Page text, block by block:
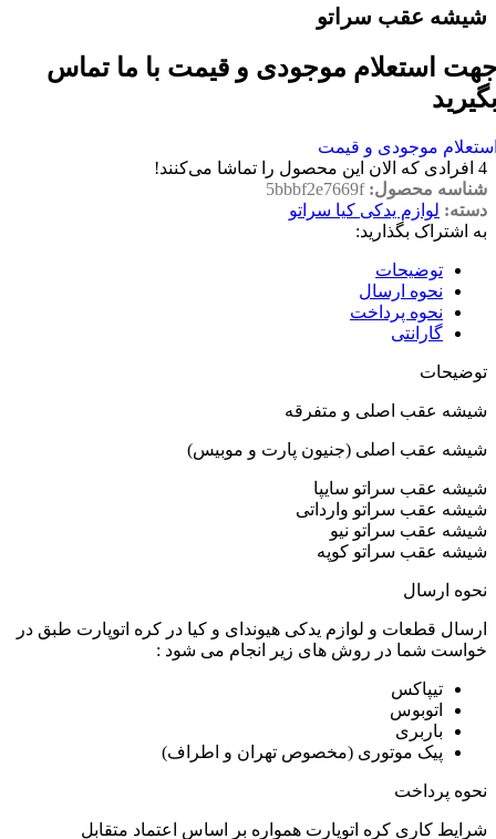
شیشه عقب سراتو
استعلام موجودی و قیمت با ما تماس
موجودی و قیمت
4 افرادی که الان این محصول را تماشا می‌کنند!
شناسه محصول:5bbbf2e7669f
دسته: لوازم یدکی کیا سراتو
به اشتراک بگذارید:
توضیحات
نحوه ارسال
نحوه پرداخت
گارانتی
توضیحات
شیشه عقب اصلی و متفرقه
شیشه عقب اصلی (جنیون پارت و موبیس)
شیشه عقب سراتو سایپا
شیشه عقب سراتو وارداتی
شیشه عقب سراتو نیو
شیشه عقب سراتو کوپه
نحوه ارسال
ارسال قطعات و لوازم یدکی هیوندای و کیا در کره اتوپارت طبق در
خواست شما در روش های زیر انجام می شود :
تیپاکس
اتوبوس
باربری
پیک موتوری (مخصوص تهران و اطراف)
نحوه پرداخت
شرایط کاری کره اتوپارت همواره بر اساس اعتماد متقابل